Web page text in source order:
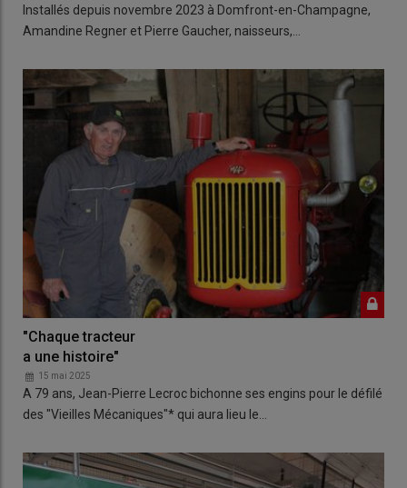
Installés depuis novembre 2023 à Domfront-en-Champagne,
Amandine Regner et Pierre Gaucher, naisseurs,…
"Chaque tracteur
a une histoire"
15 mai 2025
A 79 ans, Jean-Pierre Lecroc bichonne ses engins pour le défilé
des "Vieilles Mécaniques"* qui aura lieu le…